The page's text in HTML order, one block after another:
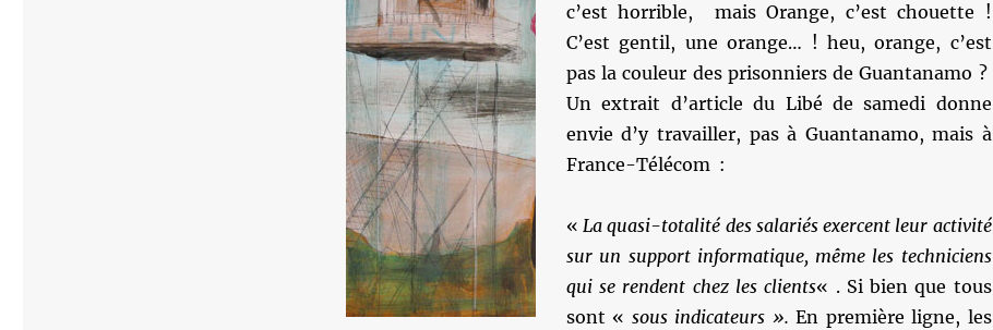
c’est horrible, mais Orange, c’est chouette !
C’est gentil, une orange… ! heu, orange, c’est
pas la couleur des prisonniers de Guantanamo ?
Un extrait d’article du Libé de samedi donne
envie d’y travailler, pas à Guantanamo, mais à
France-Télécom :
«La quasi-totalité des salariés exercent leur activité
sur un support informatique, même les techniciens
qui se rendent chez les clients« . Si bien que tous
sont « sous indicateurs ».En première ligne, les